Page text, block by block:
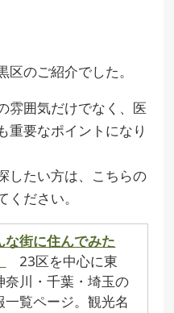
のご紹介でした。
雰囲気だけでなく、医
重要なポイントになり
したい方は、こちらの
ださい。
な街に住んでみた
23区を中心に東
奈川・千葉・埼玉の
一覧ページ。観光名